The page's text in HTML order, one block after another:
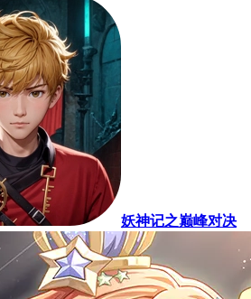
妖神记之巅峰对决